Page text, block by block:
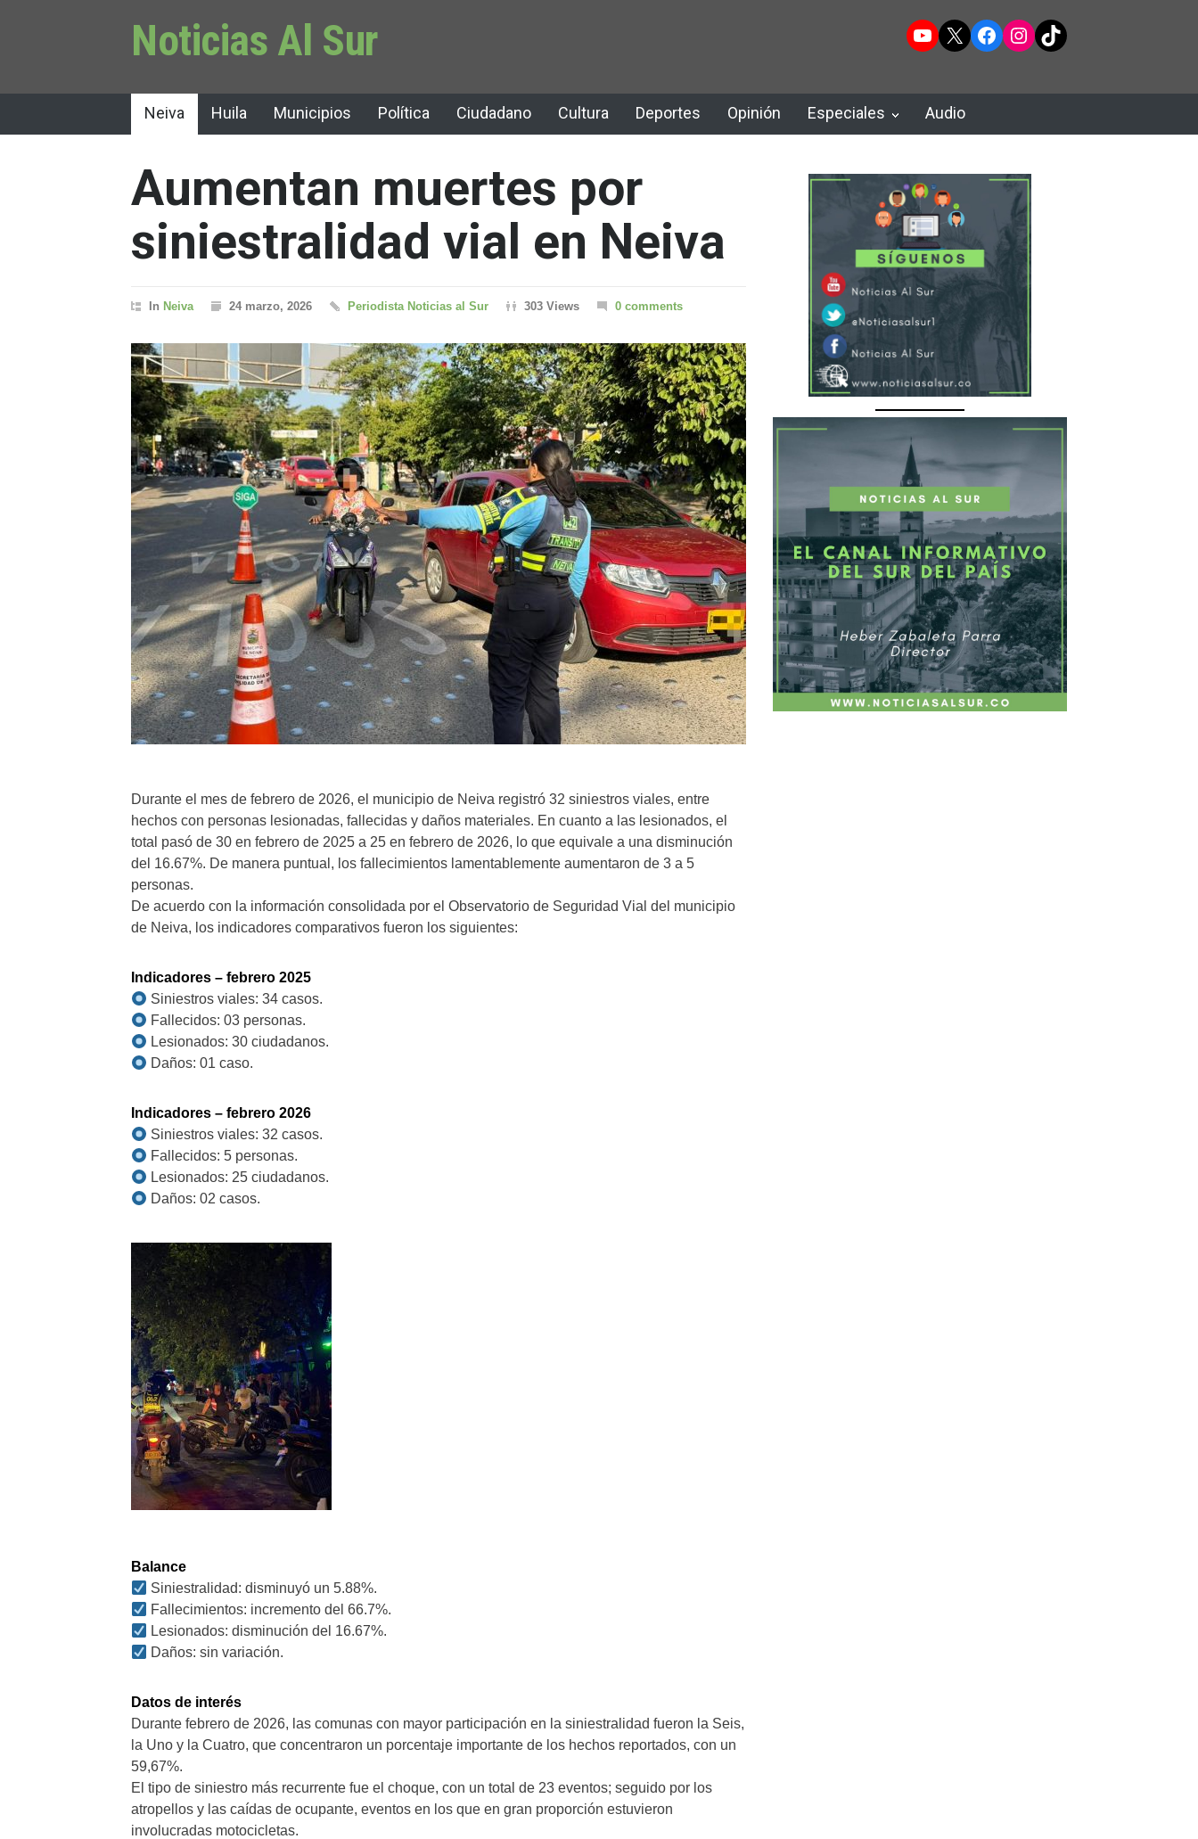
Noticias Al Sur YouTube
X Facebook
Instagram
TikTok
Neiva Huila Municipios Política Ciudadano Cultura Deportes Opinión Especiales Audio
Aumentan muertes por
siniestralidad vial en Neiva
In Neiva 24 marzo, 2026 Periodista Noticias al Sur 303 Views 0 comments
Durante el mes de febrero de 2026, el municipio de Neiva registró 32 siniestros viales, entre
hechos con personas lesionadas, fallecidas y daños materiales. En cuanto a las lesionados, el
total pasó de 30 en febrero de 2025 a 25 en febrero de 2026, lo que equivale a una disminución
del 16.67%. De manera puntual, los fallecimientos lamentablemente aumentaron de 3 a 5
personas.
De acuerdo con la información consolidada por el Observatorio de Seguridad Vial del municipio
de Neiva, los indicadores comparativos fueron los siguientes:
Indicadores – febrero 2025
Siniestros viales: 34 casos.
Fallecidos: 03 personas.
Lesionados: 30 ciudadanos.
Daños: 01 caso.
Indicadores – febrero 2026
Siniestros viales: 32 casos.
Fallecidos: 5 personas.
Lesionados: 25 ciudadanos.
Daños: 02 casos.
Balance
Siniestralidad: disminuyó un 5.88%.
Fallecimientos: incremento del 66.7%.
Lesionados: disminución del 16.67%.
Daños: sin variación.
Datos de interés
Durante febrero de 2026, las comunas con mayor participación en la siniestralidad fueron la Seis,
la Uno y la Cuatro, que concentraron un porcentaje importante de los hechos reportados, con un
59,67%.
El tipo de siniestro más recurrente fue el choque, con un total de 23 eventos; seguido por los
atropellos y las caídas de ocupante, eventos en los que en gran proporción estuvieron
involucradas motocicletas.